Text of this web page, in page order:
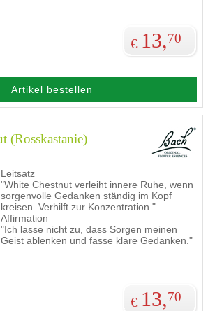
€ 13,70
Artikel bestellen
(Rosskastanie)
Leitsatz
"White Chestnut verleiht innere Ruhe, wenn
sorgenvolle Gedanken ständig im Kopf
kreisen. Verhilft zur Konzentration."
Affirmation
"Ich lasse nicht zu, dass Sorgen meinen
Geist ablenken und fasse klare Gedanken."
€ 13,70